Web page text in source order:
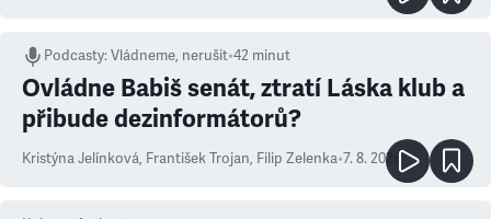
Podcasty:Vládneme, nerušit•42 minut
Ovládne Babiš senát, ztratí Láska klub a
přibude dezinformátorů?
Kristýna Jelínková, František Trojan, Filip Zelenka•7. 8. 2026